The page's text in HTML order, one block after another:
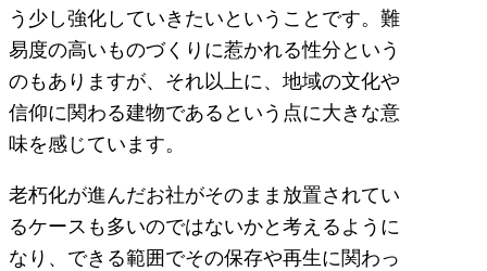
う少し強化していきたいということです。難
易度の高いものづくりに惹かれる性分という
のもありますが、それ以上に、地域の文化や
信仰に関わる建物であるという点に大きな意
味を感じています。
老朽化が進んだお社がそのまま放置されてい
るケースも多いのではないかと考えるように
なり、できる範囲でその保存や再生に関わっ